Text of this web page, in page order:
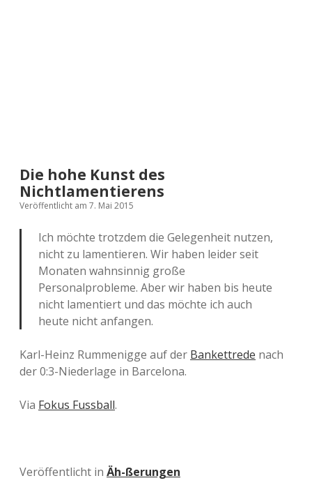
Die hohe Kunst des
Nichtlamentierens
Veröffentlicht am 7. Mai 2015
Ich möchte trotzdem die Gelegenheit nutzen,
nicht zu lamentieren. Wir haben leider seit
Monaten wahnsinnig große
Personalprobleme. Aber wir haben bis heute
nicht lamentiert und das möchte ich auch
heute nicht anfangen.
Karl-Heinz Rummenigge auf der Bankettrede nach
der 0:3-Niederlage in Barcelona.
Via Fokus Fussball.
Veröffentlicht in Äh-ßerungen